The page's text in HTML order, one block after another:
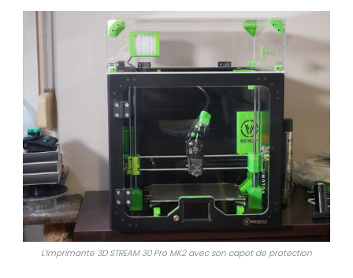
L’imprimante 3D STREAM 30 Pro MK2 avec son capot de protection